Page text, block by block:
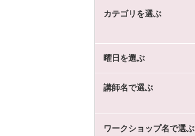
カテゴリを選ぶ
曜日を選ぶ
講師名で選ぶ
ワークショップ名で選ぶ